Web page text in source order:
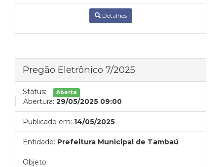
Detalhes
Pregão Eletrônico 7/2025
Status: Aberta
Abertura: 29/05/2025 09:00
Publicado em: 14/05/2025
Entidade: Prefeitura Municipal de Tambaú
Objeto: